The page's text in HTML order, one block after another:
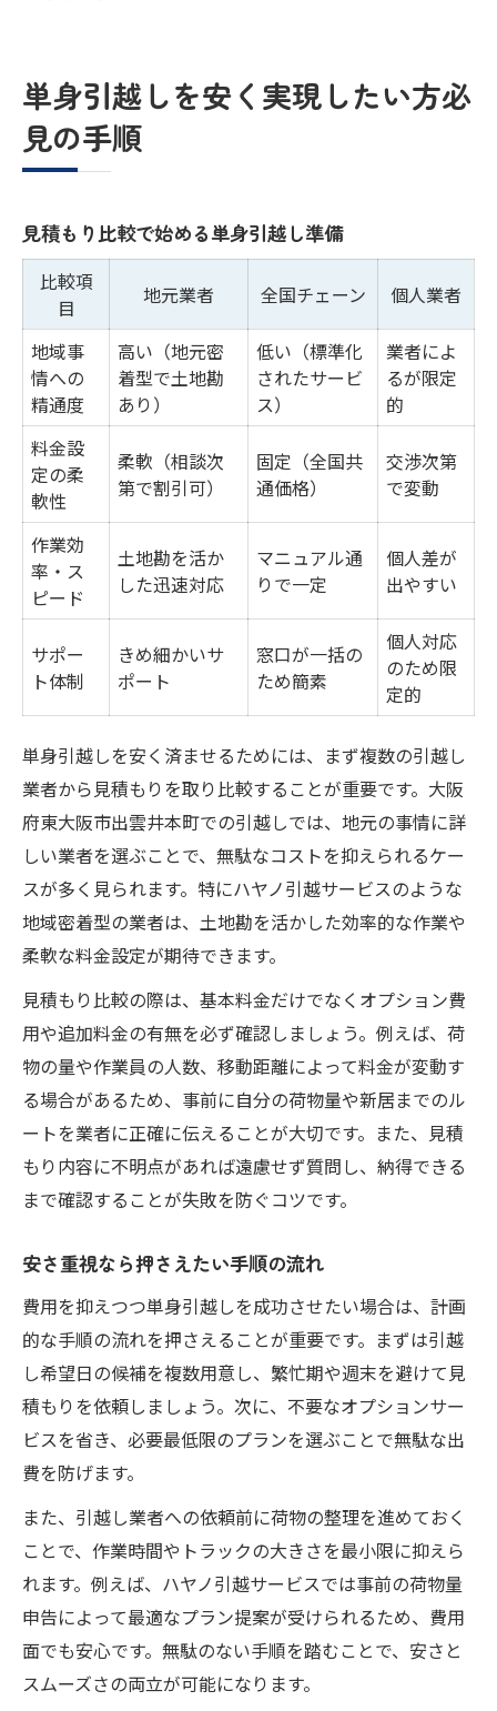
単身引越しを安く実現したい方必
見の手順
見積もり比較で始める単身引越し準備
比較項
目
地元業者 全国チェーン 個人業者
地域事
情への
精通度
高い（地元密
着型で土地勘
あり）
低い（標準化
されたサービ
ス）
業者によ
るが限定
的
料金設
定の柔
軟性
柔軟（相談次
第で割引可）
固定（全国共
通価格）
交渉次第
で変動
作業効
率・ス
ピード
土地勘を活か
した迅速対応
マニュアル通
りで一定
個人差が
出やすい
サポー
ト体制
きめ細かいサ
ポート
窓口が一括の
ため簡素
個人対応
のため限
定的
単身引越しを安く済ませるためには、まず複数の引越し
業者から見積もりを取り比較することが重要です。大阪
府東大阪市出雲井本町での引越しでは、地元の事情に詳
しい業者を選ぶことで、無駄なコストを抑えられるケー
スが多く見られます。特にハヤノ引越サービスのような
地域密着型の業者は、土地勘を活かした効率的な作業や
柔軟な料金設定が期待できます。
見積もり比較の際は、基本料金だけでなくオプション費
用や追加料金の有無を必ず確認しましょう。例えば、荷
物の量や作業員の人数、移動距離によって料金が変動す
る場合があるため、事前に自分の荷物量や新居までのル
ートを業者に正確に伝えることが大切です。また、見積
もり内容に不明点があれば遠慮せず質問し、納得できる
まで確認することが失敗を防ぐコツです。
安さ重視なら押さえたい手順の流れ
費用を抑えつつ単身引越しを成功させたい場合は、計画
的な手順の流れを押さえることが重要です。まずは引越
し希望日の候補を複数用意し、繁忙期や週末を避けて見
積もりを依頼しましょう。次に、不要なオプションサー
ビスを省き、必要最低限のプランを選ぶことで無駄な出
費を防げます。
また、引越し業者への依頼前に荷物の整理を進めておく
ことで、作業時間やトラックの大きさを最小限に抑えら
れます。例えば、ハヤノ引越サービスでは事前の荷物量
申告によって最適なプラン提案が受けられるため、費用
面でも安心です。無駄のない手順を踏むことで、安さと
スムーズさの両立が可能になります。